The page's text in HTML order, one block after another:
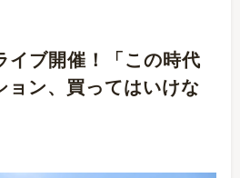
ブ開催！「この時代
ョン、買ってはいけな